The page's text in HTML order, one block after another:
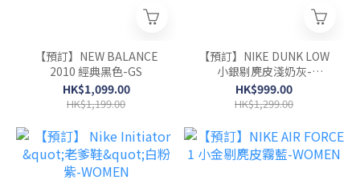
【預訂】NEW BALANCE
2010 經典黑色-GS
HK$1,099.00
HK$1,199.00
【預訂】NIKE DUNK LOW
小銀剔麂皮淺奶灰-
WOMEN
HK$999.00
HK$1,299.00